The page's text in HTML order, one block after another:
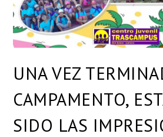
UNA VEZ
CAMPAMENTO,
SIDO LAS